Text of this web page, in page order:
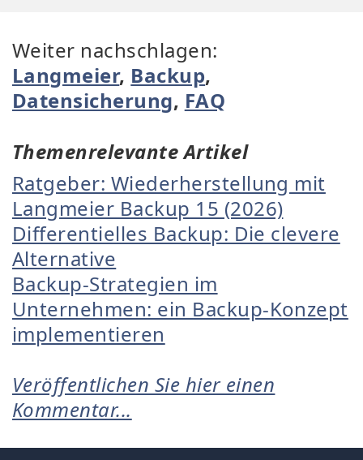
Weiter nachschlagen:
Langmeier, Backup,
Datensicherung, FAQ
Themenrelevante Artikel
Ratgeber: Wiederherstellung mit
Langmeier Backup 15 (2026)
Differentielles Backup: Die clevere
Alternative
Backup-Strategien im
Unternehmen: ein Backup-Konzept
implementieren
Veröffentlichen Sie hier einen
Kommentar...